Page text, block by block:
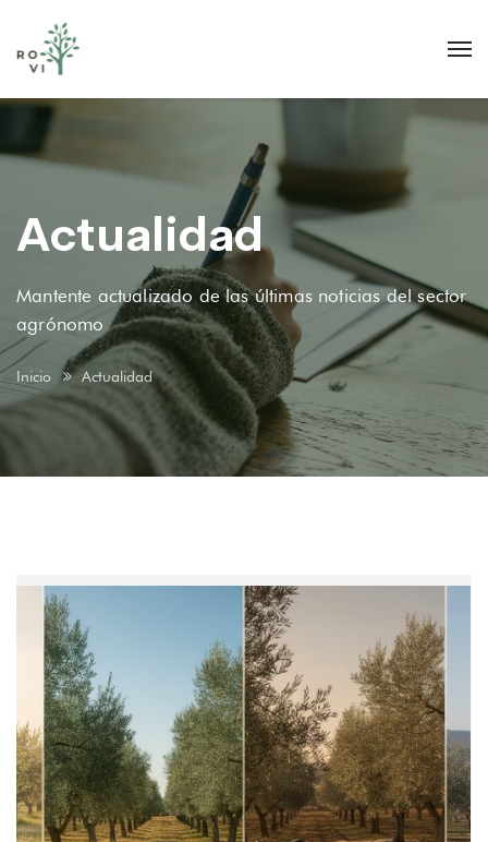
Actualidad
Mantente actualizado de las últimas noticias del sector
agrónomo
Inicio Actualidad